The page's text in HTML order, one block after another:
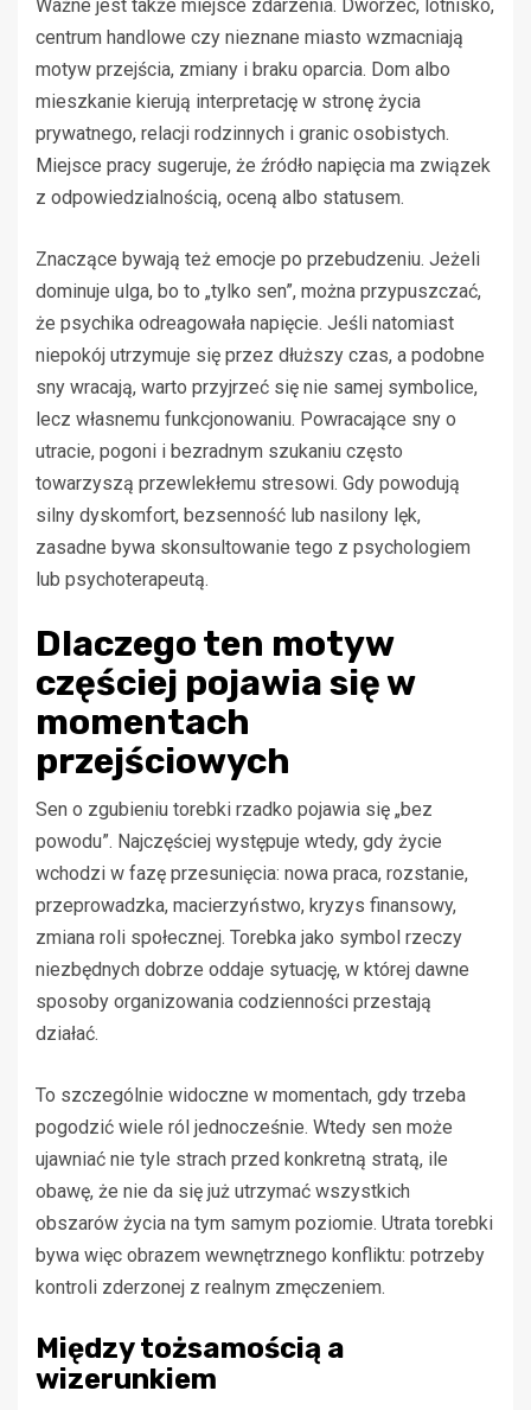
Ważne jest także miejsce zdarzenia. Dworzec, lotnisko,
centrum handlowe czy nieznane miasto wzmacniają
motyw przejścia, zmiany i braku oparcia. Dom albo
mieszkanie kierują interpretację w stronę życia
prywatnego, relacji rodzinnych i granic osobistych.
Miejsce pracy sugeruje, że źródło napięcia ma związek
z odpowiedzialnością, oceną albo statusem.
Znaczące bywają też emocje po przebudzeniu. Jeżeli
dominuje ulga, bo to „tylko sen”, można przypuszczać,
że psychika odreagowała napięcie. Jeśli natomiast
niepokój utrzymuje się przez dłuższy czas, a podobne
sny wracają, warto przyjrzeć się nie samej symbolice,
lecz własnemu funkcjonowaniu. Powracające sny o
utracie, pogoni i bezradnym szukaniu często
towarzyszą przewlekłemu stresowi. Gdy powodują
silny dyskomfort, bezsenność lub nasilony lęk,
zasadne bywa skonsultowanie tego z psychologiem
lub psychoterapeutą.
Dlaczego ten motyw
częściej pojawia się w
momentach
przejściowych
Sen o zgubieniu torebki rzadko pojawia się „bez
powodu”. Najczęściej występuje wtedy, gdy życie
wchodzi w fazę przesunięcia: nowa praca, rozstanie,
przeprowadzka, macierzyństwo, kryzys finansowy,
zmiana roli społecznej. Torebka jako symbol rzeczy
niezbędnych dobrze oddaje sytuację, w której dawne
sposoby organizowania codzienności przestają
działać.
To szczególnie widoczne w momentach, gdy trzeba
pogodzić wiele ról jednocześnie. Wtedy sen może
ujawniać nie tyle strach przed konkretną stratą, ile
obawę, że nie da się już utrzymać wszystkich
obszarów życia na tym samym poziomie. Utrata torebki
bywa więc obrazem wewnętrznego konfliktu: potrzeby
kontroli zderzonej z realnym zmęczeniem.
Między tożsamością a
wizerunkiem